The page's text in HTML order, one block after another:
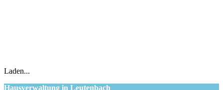
Laden...
Hausverwaltung in Leutenbach